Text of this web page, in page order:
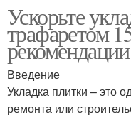
Ускорьте
трафаретом
рекомендации
Введение
Укладка плитки – это
ремонта или